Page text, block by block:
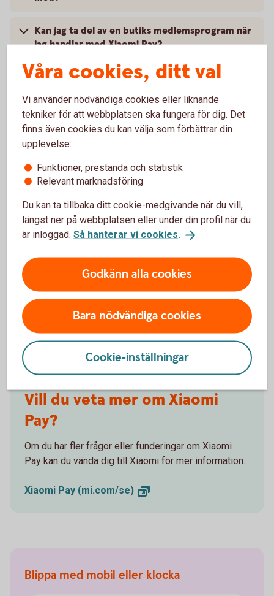
Kan jag ta del av en butiks medlemsprogram när
jag handlar med Xiaomi Pay?
Kan jag ta ut pengar i en uttagningsautomat med
Vad behöver jag göra om jag blivit av med min
wearable?
Jag har fått ett nytt kort, vad gör jag?
Vart vänder jag mig vid problem?
Kontakta
Xiaomi
Vill du veta mer om Xiaomi
Pay?
Om du har fler frågor eller funderingar om Xiaomi
Pay kan du vända dig till Xiaomi för mer information.
Xiaomi Pay (mi.com/se)
Blippa med mobil eller klocka
Våra cookies, ditt val
Vi använder nödvändiga cookies eller liknande
tekniker för att webbplatsen ska fungera för dig. Det
finns även cookies du kan välja som förbättrar din
upplevelse:
Funktioner, prestanda och statistik
Relevant marknadsföring
Du kan ta tillbaka ditt cookie-medgivande när du vill,
längst ner på webbplatsen eller under din profil när du
är inloggad. Så hanterar vi cookies.
Godkänn alla cookies
Bara nödvändiga cookies
Cookie-inställningar